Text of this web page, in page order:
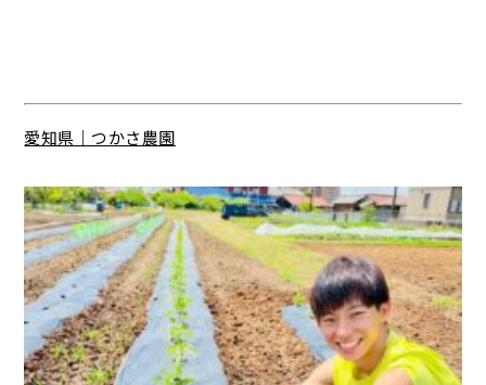
愛知県｜つかさ農園